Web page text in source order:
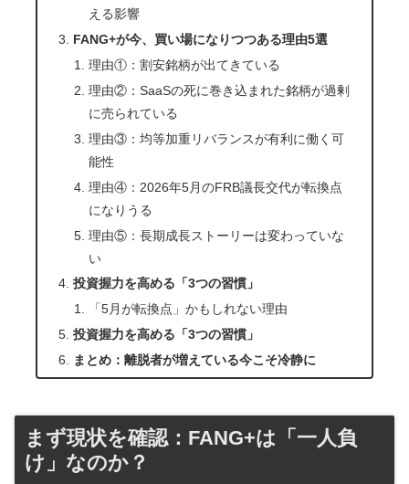
える影響
FANG+が今、買い場になりつつある理由5選
理由①：割安銘柄が出てきている
理由②：SaaSの死に巻き込まれた銘柄が過剰
に売られている
理由③：均等加重リバランスが有利に働く可
能性
理由④：2026年5月のFRB議長交代が転換点
になりうる
理由⑤：長期成長ストーリーは変わっていな
い
投資握力を高める「3つの習慣」
「5月が転換点」かもしれない理由
投資握力を高める「3つの習慣」
まとめ：離脱者が増えている今こそ冷静に
まず現状を確認：FANG+は「一人負
け」なのか？